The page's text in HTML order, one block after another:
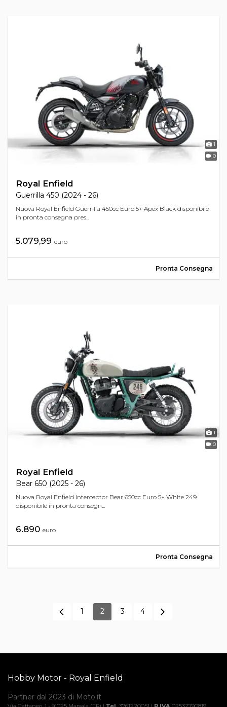
1
0
Royal Enfield
Guerrilla 450 (2024 - 26)
Nuova Royal Enfield Guerrilla 450cc Euro 5+ Apex Black disponibile
in pronta consegna pres...
5.079,99 euro
Pronta Consegna
1
0
Royal Enfield
Bear 650 (2025 - 26)
Nuova Royal Enfield Interceptor Bear 650cc Euro 5+ White 249
disponibile in pronta consegn...
6.890 euro
Pronta Consegna
1 2 3 4
Hobby Motor - Royal Enfield
Partner dal 2023 di Moto.it